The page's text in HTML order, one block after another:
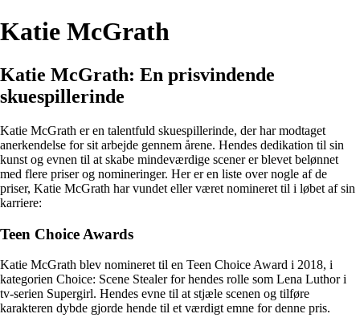
Katie McGrath
Katie McGrath: En prisvindende
skuespillerinde
Katie McGrath er en talentfuld skuespillerinde, der har modtaget
anerkendelse for sit arbejde gennem årene. Hendes dedikation til sin
kunst og evnen til at skabe mindeværdige scener er blevet belønnet
med flere priser og nomineringer. Her er en liste over nogle af de
priser, Katie McGrath har vundet eller været nomineret til i løbet af sin
karriere:
Teen Choice Awards
Katie McGrath blev nomineret til en Teen Choice Award i 2018, i
kategorien Choice: Scene Stealer for hendes rolle som Lena Luthor i
tv-serien Supergirl. Hendes evne til at stjæle scenen og tilføre
karakteren dybde gjorde hende til et værdigt emne for denne pris.